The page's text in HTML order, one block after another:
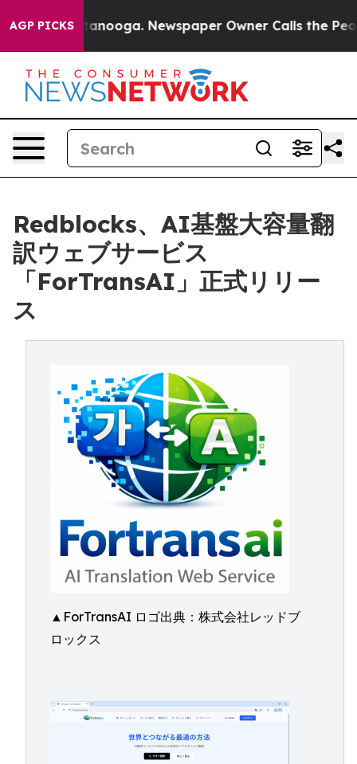
AGP PICKS
in Chattanooga. Newspaper Owner Calls the
Redblocks、AI基盤大容量翻
訳ウェブサービス
「ForTransAI」正式リリー
ス
▲ForTransAI ロゴ出典：株式会社レッドブ
ロックス